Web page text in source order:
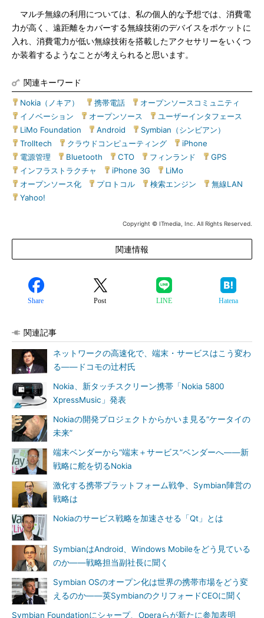
マルチ無線の利用については、私の個人的な予想では、消費電
力が高く、遠距離をカバーする無線技術のデバイスをポケットに
入れ、消費電力が低い無線技術を搭載したアクセサリーをいくつ
か装着するようなことが考えられると思います。
関連キーワード
Nokia（ノキア） 携帯電話 オープンソースコミュニティ
イノベーション
オープンソース ユーザーインタフェース
LiMo Foundation
Android Symbian（シンビアン）
Trolltech
クラウドコンピューティング iPhone
電源管理
Bluetooth CTO フィンランド GPS
インフラストラクチャ
iPhone 3G LiMo
オープンソース化
プロトコル 検索エンジン 無線LAN
Yahoo!
Copyright © ITmedia, Inc. All Rights Reserved.
関連情報
Share Post LINE Hatena
関連記事
ネットワークの高速化で、端末・サービスはこう変わ
る――ドコモの辻村氏
Nokia、新タッチスクリーン携帯「Nokia 5800
XpressMusic」発表
Nokiaの開発プロジェクトからかいま見る“ケータイの
未来”
端末ベンダーから“端末＋サービス”ベンダーへ――新
戦略に舵を切るNokia
激化する携帯プラットフォーム戦争、Symbian陣営の
戦略は
Nokiaのサービス戦略を加速させる「Qt」とは
SymbianはAndroid、Windows Mobileをどう見ている
のか――戦略担当副社長に聞く
Symbian OSのオープン化は世界の携帯市場をどう変
えるのか――英SymbianのクリフォードCEOに聞く
Symbian Foundationにシャープ、Operaらが新たに参加表明